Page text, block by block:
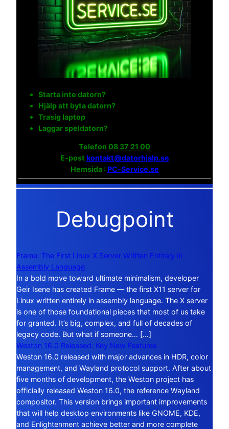
Starta inte datorn?
Hjälp att byta datorn?
Trasig laptop
Laggar speldatorn?
Telefon 08 37 21 00
E-post kontakt@datorhjalp.se
Hemsida :PC-Service.se
Debugpoint
Frame: The First Linux X Server Written Entirely in
Assembly Language
In a bold move toward ultimate minimalism, developer
Geir Isene has created Frame — the first X11 server for
Linux written entirely in assembly language. The X server
is one of those foundational pieces that most of us take
for granted. It’s big, complex, and full of decades of
legacy code. But what if someone… […]
Weston 16.0 Released: Key New Features
Weston 16.0 released with major advances in HDR, color
management, and Wayland protocol support. After about
five months of development, the Weston project has
officially released Weston 16.0, the reference Wayland
compositor. This version brings important improvements
that will help desktop environments like GNOME, KDE,
and Enlightenment achieve better and more complete